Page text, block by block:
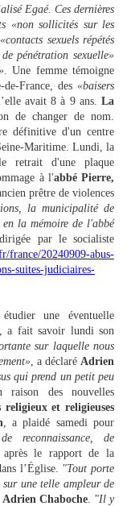
Egaé. Ces dernières
«non sollicités sur les
sexuels répétés
de pénétration sexuelle»
. Une femme témoigne
France, des «baisers
avait 8 à 9 ans.La
de changer de nom.
définitive d'un centre
Maritime. Lundi, la
retrait d'une plaque
à l'abbé Pierre,
prêtre de violences
la municipalité de
la mémoire de l'abbé
par le socialiste
france/20240909-abus-
suites-judiciaires-
une éventuelle
, a fait savoir lundi son
sur laquelle nous
, a déclaré Adrien
qui prend un petit peu
raison des nouvelles
religieux et religieuses
, a plaidé samedi pour
reconnaissance, de
le rapport de la
l’Église. "Tout porte
une telle ampleur de
Adrien Chaboche. "Il y